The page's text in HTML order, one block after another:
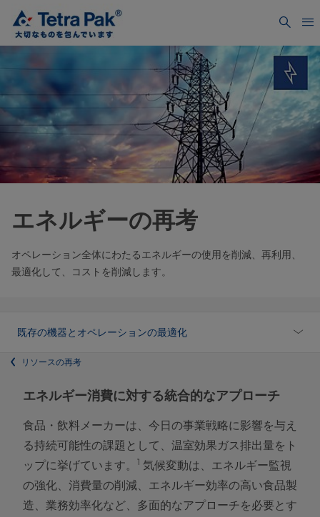
エネルギーの再考
オペレーション全体にわたるエネルギーの使用を削減、再利用、
最適化して、コストを削減します。
既存の機器とオペレーションの最適化
リソースの再考
エネルギー消費に対する統合的なアプローチ
食品・飲料メーカーは、今日の事業戦略に影響を与え
る持続可能性の課題として、温室効果ガス排出量をト
ップに挙げています。
1 気候変動は、エネルギー監視
の強化、消費量の削減、エネルギー効率の高い食品製
造、業務効率化など、多面的なアプローチを必要とす